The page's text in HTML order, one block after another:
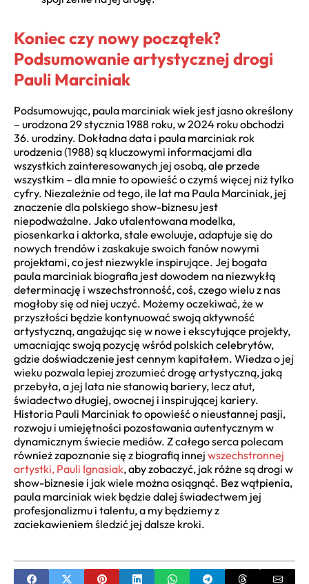
Koniec czy nowy początek?
Podsumowanie artystycznej drogi
Pauli Marciniak
Podsumowując, paula marciniak wiek jest jasno określony
– urodzona 29 stycznia 1988 roku, w 2024 roku obchodzi
36. urodziny. Dokładna data i paula marciniak rok
urodzenia (1988) są kluczowymi informacjami dla
wszystkich zainteresowanych jej osobą, ale przede
wszystkim – dla mnie to opowieść o czymś więcej niż tylko
cyfry. Niezależnie od tego, ile lat ma Paula Marciniak, jej
znaczenie dla polskiego show-biznesu jest
niepodważalne. Jako utalentowana modelka,
piosenkarka i aktorka, stale ewoluuje, adaptuje się do
nowych trendów i zaskakuje swoich fanów nowymi
projektami, co jest niezwykle inspirujące. Jej bogata
paula marciniak biografia jest dowodem na niezwykłą
determinację i wszechstronność, coś, czego wielu z nas
mogłoby się od niej uczyć. Możemy oczekiwać, że w
przyszłości będzie kontynuować swoją aktywność
artystyczną, angażując się w nowe i ekscytujące projekty,
umacniając swoją pozycję wśród polskich celebrytów,
gdzie doświadczenie jest cennym kapitałem. Wiedza o jej
wieku pozwala lepiej zrozumieć drogę artystyczną, jaką
przebyła, a jej lata nie stanowią bariery, lecz atut,
świadectwo długiej, owocnej i inspirującej kariery.
Historia Pauli Marciniak to opowieść o nieustannej pasji,
rozwoju i umiejętności pozostawania autentycznym w
dynamicznym świecie mediów. Z całego serca polecam
również zapoznanie się z biografią innej wszechstronnej
artystki, Pauli Ignasiak, aby zobaczyć, jak różne są drogi w
show-biznesie i jak wiele można osiągnąć. Bez wątpienia,
paula marciniak wiek będzie dalej świadectwem jej
profesjonalizmu i talentu, a my będziemy z
zaciekawieniem śledzić jej dalsze kroki.